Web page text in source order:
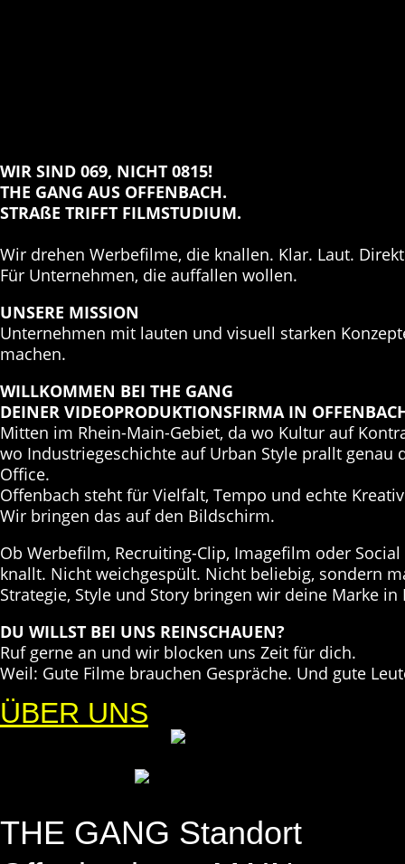
WIR SIND 069, NICHT 0815!
THE GANG AUS OFFENBACH.
STRAßE TRIFFT FILMSTUDIUM.
Wir drehen Werbefilme, die knallen. Klar. Laut.
Für Unternehmen, die auffallen wollen.
UNSERE MISSION
Unternehmen mit lauten und visuell starken
machen.
WILLKOMMEN BEI THE GANG
DEINER VIDEOPRODUKTIONSFIRMA IN
Mitten im Rhein-Main-Gebiet, da wo Kultur auf
wo Industriegeschichte auf Urban Style prallt genau
Office.
Offenbach steht für Vielfalt, Tempo und echte
Wir bringen das auf den Bildschirm.
Ob Werbefilm, Recruiting-Clip, Imagefilm oder
knallt. Nicht weichgespült. Nicht beliebig, sondern
Strategie, Style und Story bringen wir deine Marke in
DU WILLST BEI UNS REINSCHAUEN?
Ruf gerne an und wir blocken uns Zeit für dich.
Weil: Gute Filme brauchen Gespräche. Und gute
ÜBER UNS
THE GANG Standort